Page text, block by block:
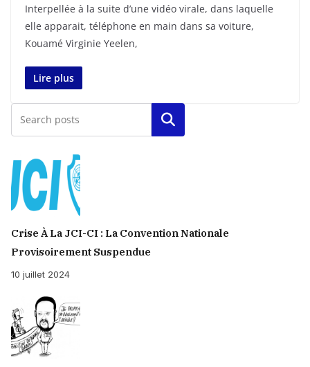
Interpellée à la suite d’une vidéo virale, dans laquelle
elle apparait, téléphone en main dans sa voiture,
Kouamé Virginie Yeelen,
Lire plus
Rechercher
Crise À La JCI-CI : La Convention Nationale
Provisoirement Suspendue
10 juillet 2024